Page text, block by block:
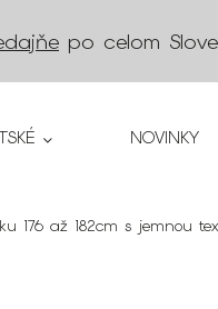
po celom
NOVINKY
176 až 182cm s jemnou